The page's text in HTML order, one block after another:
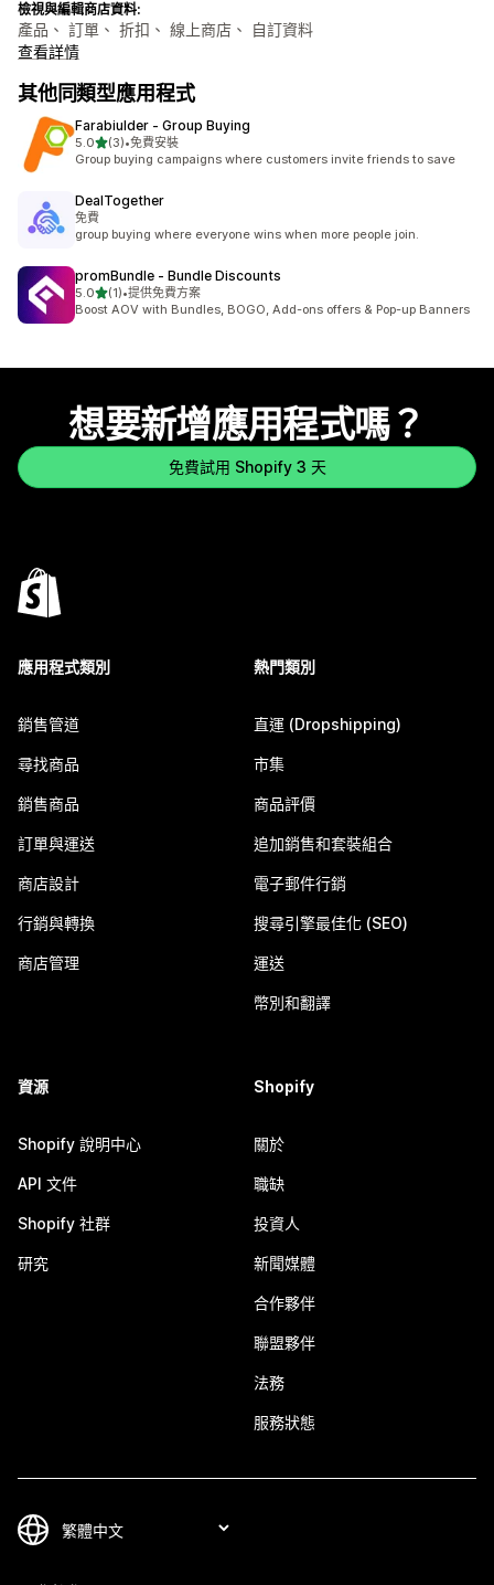
檢視與編輯商店資料:
產品、 訂單、 折扣、 線上商店、 自訂資料
查看詳情
其他同類型應用程式
Farabiulder ‑ Group Buying
5.0滿分 5 顆星
(3)
共有 3 則評價
•免費安裝
Group buying campaigns where customers invite friends to save
DealTogether
免費
group buying where everyone wins when more people join.
promBundle ‑ Bundle Discounts
5.0滿分 5 顆星
(1)
共有 1 則評價
•提供免費方案
Boost AOV with Bundles, BOGO, Add-ons offers & Pop-up Banners
想要新增應用程式嗎？
免費試用 Shopify 3 天
應用程式類別
銷售管道
尋找商品
銷售商品
訂單與運送
商店設計
行銷與轉換
商店管理
熱門類別
直運 (Dropshipping)
市集
商品評價
追加銷售和套裝組合
電子郵件行銷
搜尋引擎最佳化 (SEO)
運送
幣別和翻譯
資源
Shopify 說明中心
API 文件
Shopify 社群
研究
Shopify
關於
職缺
投資人
新聞媒體
合作夥伴
聯盟夥伴
法務
服務狀態